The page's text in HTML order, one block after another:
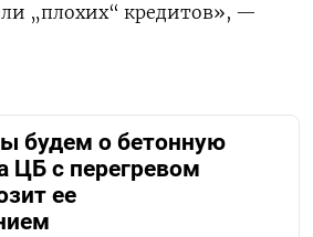
„плохих“ кредитов», —
будем о бетонную
ЦБ с перегревом
ее